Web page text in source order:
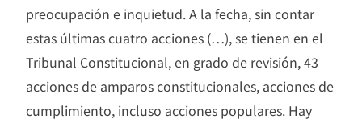
preocupación e inquietud. A la fecha, sin contar
estas últimas cuatro acciones (…), se tienen en el
Tribunal Constitucional, en grado de revisión, 43
acciones de amparos constitucionales, acciones de
cumplimiento, incluso acciones populares. Hay